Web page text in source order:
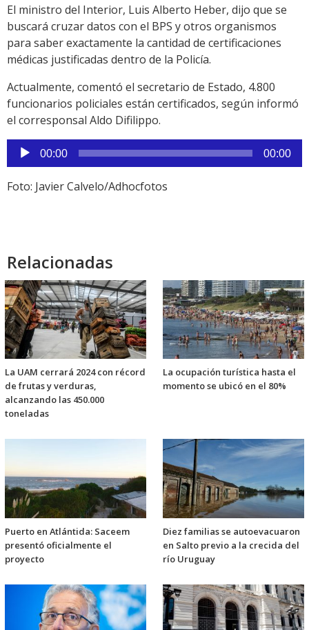
Link
El ministro del Interior, Luis Alberto Heber, dijo que se
buscará cruzar datos con el BPS y otros organismos
para saber exactamente la cantidad de certificaciones
médicas justificadas dentro de la Policía.
Actualmente, comentó el secretario de Estado, 4.800
funcionarios policiales están certificados, según informó
el corresponsal Aldo Difilippo.
Reproductor
de
audio
00:00 00:00
Foto: Javier Calvelo/Adhocfotos
Relacionadas
La UAM cerrará 2024 con récord
de frutas y verduras,
alcanzando las 450.000
toneladas
La ocupación turística hasta el
momento se ubicó en el 80%
Puerto en Atlántida: Saceem
presentó oficialmente el
proyecto
Diez familias se autoevacuaron
en Salto previo a la crecida del
río Uruguay